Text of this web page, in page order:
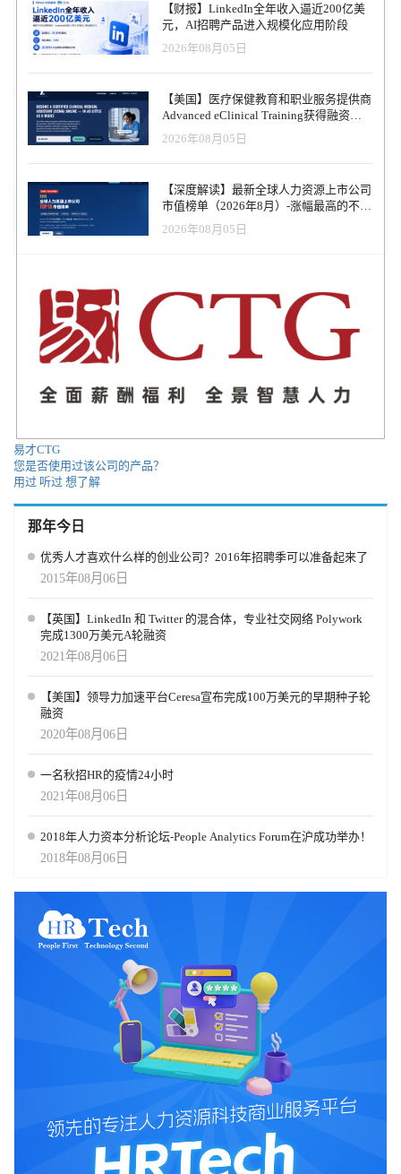
【财报】LinkedIn全年收入逼近200亿美
元，AI招聘产品进入规模化应用阶段
2026年08月05日
【美国】医疗保健教育和职业服务提供商
Advanced eClinical Training获得融资，
以加速医疗卫生人才队伍建设
2026年08月05日
【深度解读】最新全球人力资源上市公司
市值榜单（2026年8月）-涨幅最高的不是
AI软件，而是传统人力服务商
2026年08月05日
易才CTG
您是否使用过该公司的产品？
用过 听过 想了解
那年今日
优秀人才喜欢什么样的创业公司？2016年招聘季可以准备起来了
2015年08月06日
【英国】LinkedIn 和 Twitter 的混合体，专业社交网络 Polywork
完成1300万美元A轮融资
2021年08月06日
【美国】领导力加速平台Ceresa宣布完成100万美元的早期种子轮
融资
2020年08月06日
一名秋招HR的疫情24小时
2021年08月06日
2018年人力资本分析论坛-People Analytics Forum在沪成功举办！
2018年08月06日